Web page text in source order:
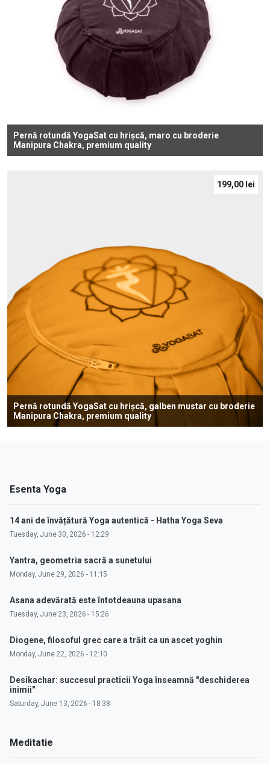
Pernă rotundă YogaSat cu hrișcă, maro cu broderie
Manipura Chakra, premium quality
Pernă rotundă YogaSat cu hrișcă, galben mustar cu broderie
Manipura Chakra, premium quality
199,00 lei
Esenta Yoga
14 ani de învățătură Yoga autentică - Hatha Yoga Seva
Tuesday, June 30, 2026 - 12:29
Yantra, geometria sacră a sunetului
Monday, June 29, 2026 - 11:15
Asana adevărată este întotdeauna upasana
Tuesday, June 23, 2026 - 15:26
Diogene, filosoful grec care a trăit ca un ascet yoghin
Monday, June 22, 2026 - 12:10
Desikachar: succesul practicii Yoga înseamnă "deschiderea
inimii"
Saturday, June 13, 2026 - 18:38
Meditatie